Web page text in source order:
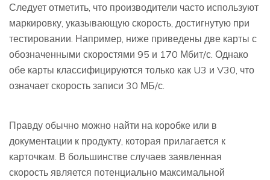
Следует отметить, что производители часто используют
маркировку, указывающую скорость, достигнутую при
тестировании. Например, ниже приведены две карты с
обозначенными скоростями 95 и 170 Мбит/с. Однако
обе карты классифицируются только как U3 и V30, что
означает скорость записи 30 МБ/с.
Правду обычно можно найти на коробке или в
документации к продукту, которая прилагается к
карточкам. В большинстве случаев заявленная
скорость является потенциально максимальной